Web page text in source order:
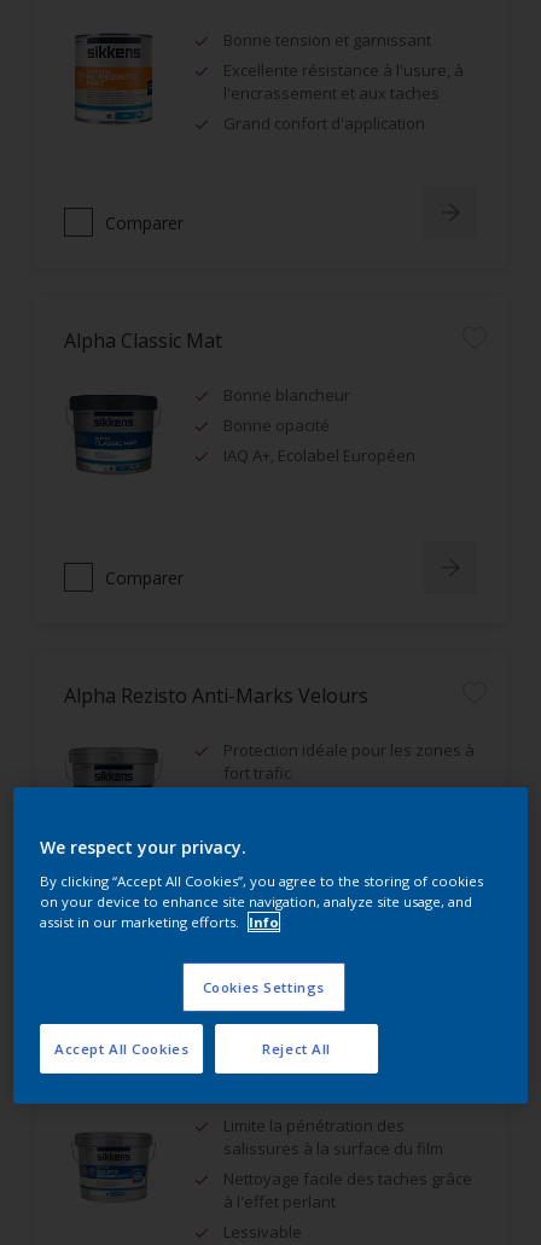
Bonne tension et garnissant
Excellente résistance à l'usure, à
l'encrassement et aux taches
Grand confort d'application
Comparer
Alpha Classic Mat
Bonne blancheur
Bonne opacité
IAQ A+, Ecolabel Européen
Comparer
Alpha Rezisto Anti-Marks Velours
Protection idéale pour les zones à
fort trafic
Très bon rendement
Alpha Rezisto Easy Clean Mat Velouté
Limite la pénétration des
salissures à la surface du film
Nettoyage facile des taches grâce
à l'effet perlant
Lessivable
We respect your privacy.
By clicking “Accept All Cookies”, you agree to the storing of cookies
on your device to enhance site navigation, analyze site usage, and
assist in our marketing efforts.
Info
Cookies Settings
Reject All
Accept All Cookies